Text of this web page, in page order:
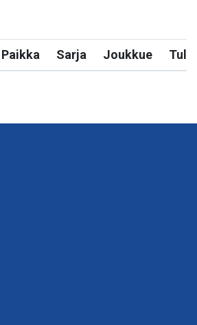
Paikka Sarja Joukkue